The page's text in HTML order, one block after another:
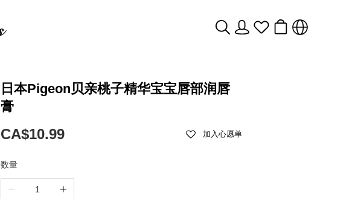
日本Pigeon贝亲桃子精华宝宝唇部润唇
膏
CA$10.99 加入心愿单
数量